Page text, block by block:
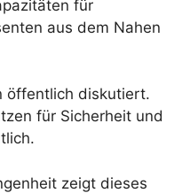
für
aus dem Nahen
öffentlich diskutiert.
für Sicherheit und
zeigt dieses